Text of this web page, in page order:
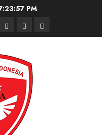
PM
Pendidikan
Box
Redaksi
Iklan